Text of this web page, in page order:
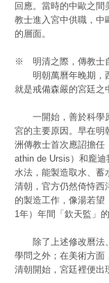
回應。當時的中歐之
教士進入宮中供職，中
的層面。
※ 明清之際，傳教士
明朝萬曆年晚期，西
就是戒備森嚴的宮廷之
一開始，善於科學原
宮的主要原因。早在明
洲傳教士首次應詔擔任
athin de Ursis）和龐
水法，能製造取水、蓄
清朝，官方仍然倚恃西
的製造工作，像湯若望
1年）年間「欽天監」
除了上述修改曆法、
學問之外；在美術方面
清朝開始，宮廷裡便出